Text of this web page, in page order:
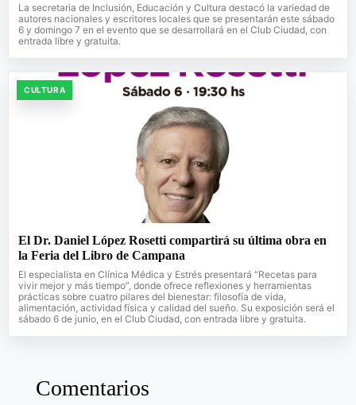
La secretaria de Inclusión, Educación y Cultura destacó la variedad de
autores nacionales y escritores locales que se presentarán este sábado
6 y domingo 7 en el evento que se desarrollará en el Club Ciudad, con
entrada libre y gratuita.
CULTURA
El Dr. Daniel López Rosetti compartirá su última obra en
la Feria del Libro de Campana
El especialista en Clínica Médica y Estrés presentará “Recetas para
vivir mejor y más tiempo”, donde ofrece reflexiones y herramientas
prácticas sobre cuatro pilares del bienestar: filosofía de vida,
alimentación, actividad física y calidad del sueño. Su exposición será el
sábado 6 de junio, en el Club Ciudad, con entrada libre y gratuita.
Comentarios